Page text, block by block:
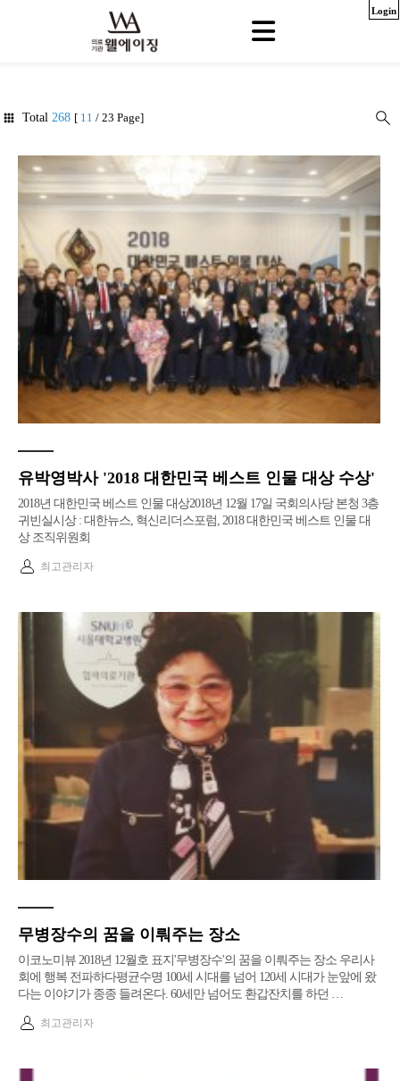
Login
Total 268 [ 11 / 23 Page]
유박영박사 '2018 대한민국 베스트 인물 대상 수상'
2018년 대한민국 베스트 인물 대상2018년 12월 17일 국회의사당 본청 3층
귀빈실시상 : 대한뉴스, 혁신리더스포럼, 2018 대한민국 베스트 인물 대
상 조직위원회
최고관리자
무병장수의 꿈을 이뤄주는 장소
이코노미뷰 2018년 12월호 표지​'무병장수'의 꿈을 이뤄주는 장소 우리사
회에 행복 전파하다평균수명 100세 시대를 넘어 120세 시대가 눈앞에 왔
다는 이야기가 종종 들려온다. 60세만 넘어도 환갑잔치를 하던 …
최고관리자